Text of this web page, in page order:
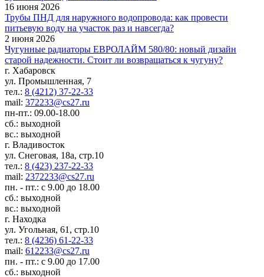
16 июня 2026
Трубы ПНД для наружного водопровода: как провести
питьевую воду на участок раз и навсегда?
2 июня 2026
Чугунные радиаторы ЕВРОЛАЙМ 580/80: новый дизайн
старой надежности. Стоит ли возвращаться к чугуну?
г. Хабаровск
ул. Промышленная, 7
тел.: 8 (4212) 37-22-33
mail: 372233@cs27.ru
пн-пт.: 09.00-18.00
сб.: выходной
вс.: выходной
г. Владивосток
ул. Снеговая, 18а, стр.10
тел.: 8 (423) 237-22-33
mail: 2372233@cs27.ru
пн. - пт.: с 9.00 до 18.00
сб.: выходной
вс.: выходной
г. Находка
ул. Угольная, 61, стр.10
тел.: 8 (4236) 61-22-33
mail: 612233@cs27.ru
пн. - пт.: с 9.00 до 17.00
сб.: выходной